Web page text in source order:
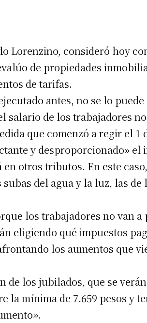
Lorenzino, consideró hoy
de propiedades
de tarifas.
antes, no se lo
salario de los trabajadores
que comenzó a regir el 1
y desproporcionado» el
otros tributos. En este
del agua y la luz, las de
los trabajadores no van a
eligiendo qué impuestos
los aumentos que
de los jubilados, que se
la mínima de 7.659 pesos y